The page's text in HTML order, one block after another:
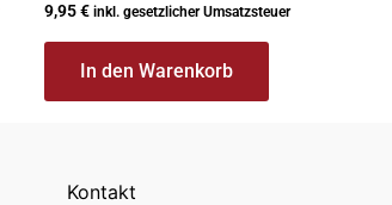
9,95€ inkl. gesetzlicher Umsatzsteuer
In den Warenkorb
Kontakt